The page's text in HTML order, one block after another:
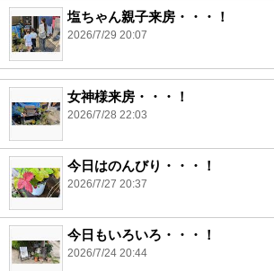
塩ちゃん親子来房・・・！
2026/7/29 20:07
女神様来房・・・！
2026/7/28 22:03
今日はのんびり・・・！
2026/7/27 20:37
今日もいろいろ・・・！
2026/7/24 20:44